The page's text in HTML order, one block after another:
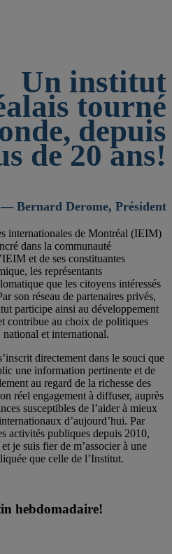
Un institut
tourné
depuis
de 20 ans!
— Bernard Derome, Président
internationales de Montréal (IEIM)
dans la communauté
et de ses constituantes
les représentants
que les citoyens intéressés
son réseau de partenaires privés,
participe ainsi au développement
contribue au choix de politiques
et international.
directement dans le souci que
une information pertinente et de
au regard de la richesse des
réel engagement à diffuser, auprès
susceptibles de l’aider à mieux
d’aujourd’hui. Par
activités publiques depuis 2010,
je suis fier de m’associer à une
que celle de l’Institut.
hebdomadaire!